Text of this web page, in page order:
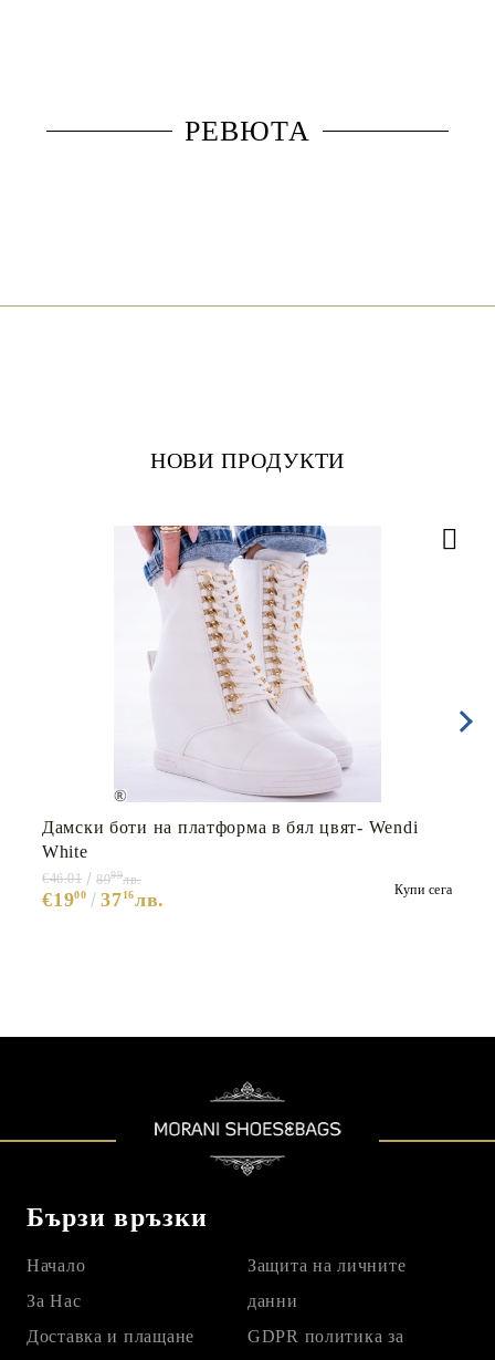
РЕВЮТА
НОВИ ПРОДУКТИ
Дамски боти на платформа в бял цвят- Wendi
White
€1900 3716лв.
€46.01 8999лв.
Купи сега
Бързи връзки
Начало
За Нас
Доставка и плащане
Защита на личните
данни
GDPR политика за